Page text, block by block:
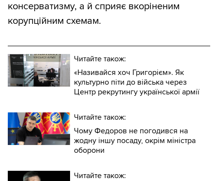
консерватизму, а й сприяє вкоріненим
корупційним схемам.
Читайте також:
«Називайся хоч Григорієм». Як
культурно піти до війська через
Центр рекрутингу української армії
Читайте також:
Чому Федоров не погодився на
жодну іншу посаду, окрім міністра
оборони
Читайте також: